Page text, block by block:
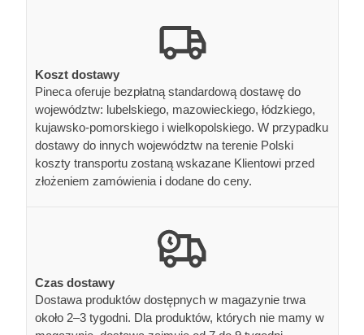
Koszt dostawy
Pineca oferuje bezpłatną standardową dostawę do
województw: lubelskiego, mazowieckiego, łódzkiego,
kujawsko-pomorskiego i wielkopolskiego. W przypadku
dostawy do innych województw na terenie Polski
koszty transportu zostaną wskazane Klientowi przed
złożeniem zamówienia i dodane do ceny.
Czas dostawy
Dostawa produktów dostępnych w magazynie trwa
około 2–3 tygodni. Dla produktów, których nie mamy w